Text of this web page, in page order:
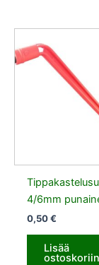
4/6mm
0,50€
Lisää
ostoskoriin